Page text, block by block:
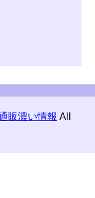
販濃い情報 All